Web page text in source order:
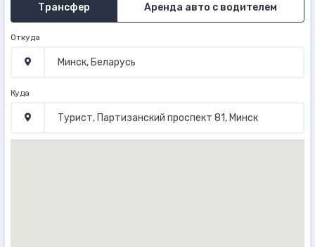
Трансфер Аренда авто с водителем
Откуда
Куда